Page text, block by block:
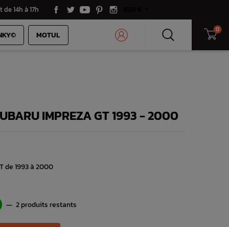
14h à 17h
MOTUL 0
IMPREZA GT 1993 - 2000
de 1993 à 2000
— 2 produits restants